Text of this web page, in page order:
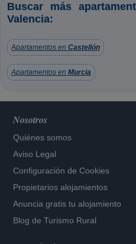
Buscar más
Valencia:
Apartamentos en Castellón
Apartamentos en Murcia
Nosotros
Quiénes somos
Aviso Legal
Configuración de Cookies
Propietarios alojamientos
Anuncia gratis tu alojamiento
Blog de Turismo Rural